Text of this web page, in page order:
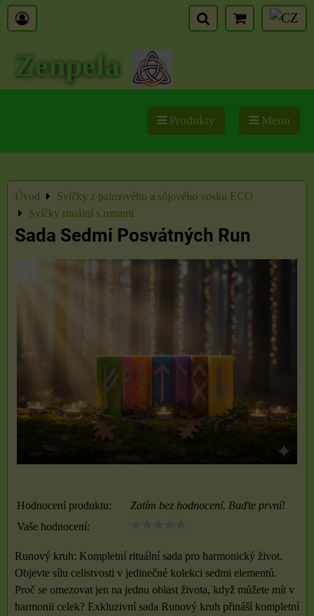
Zenpela
Produkty Menu
Úvod
Svíčky z palmového a sójového vosku ECO
Svíčky rituální s runami
Sada Sedmi Posvátných Run
Hodnocení produktu:
Zatím bez hodnocení. Buďte první!
Vaše hodnocení:
Runový kruh: Kompletní rituální sada pro harmonický život.
Objevte sílu celistvosti v jedinečné kolekci sedmi elementů.
Proč se omezovat jen na jednu oblast života, když můžete mít v
harmonii celek? Exkluzivní sada Runový kruh přináší kompletní